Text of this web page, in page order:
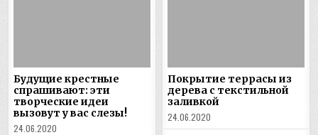
Будущие крестные
спрашивают: эти
творческие идеи
вызовут у вас слезы!
24.06.2020
Покрытие террасы из
дерева с текстильной
заливкой
24.06.2020